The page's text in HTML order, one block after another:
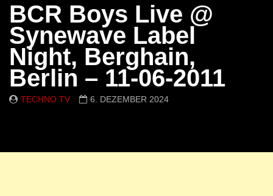
BCR Boys Live @
Synewave Label
Night, Berghain,
Berlin – 11-06-2011
TECHNO TV 6. DEZEMBER 2024